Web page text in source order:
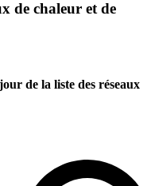
de chaleur et de
de la liste des réseaux